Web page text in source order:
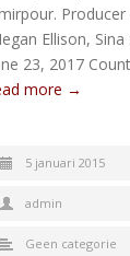
Producer
Ellison, Sina
23, 2017
more →
5 januari 2015
admin
Geen categorie